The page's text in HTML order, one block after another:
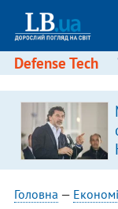
Defense Tech
Головна —